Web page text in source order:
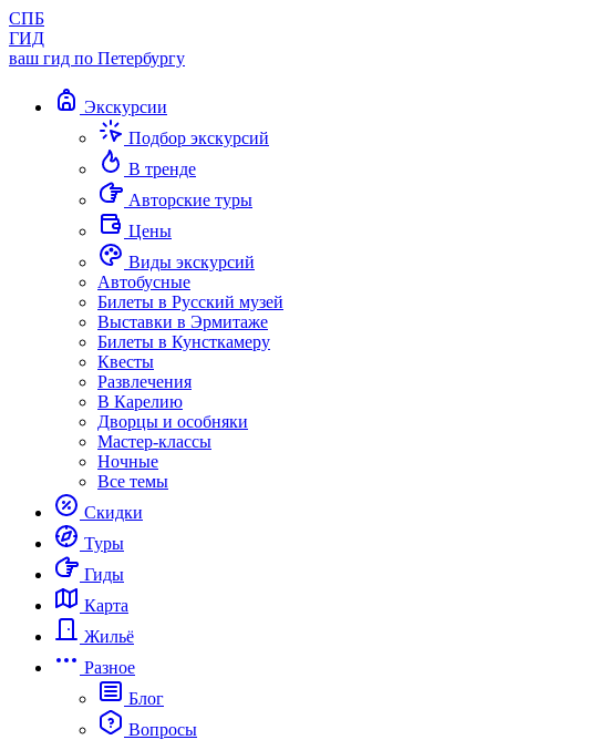
СПБ
ГИД
ваш гид по Петербургу
Экскурсии
Подбор экскурсий
В тренде
Авторские туры
Цены
Виды экскурсий
Автобусные
Билеты в Русский музей
Выставки в Эрмитаже
Билеты в Кунсткамеру
Квесты
Развлечения
В Карелию
Дворцы и особняки
Мастер-классы
Ночные
Все темы
Скидки
Туры
Гиды
Карта
Жильё
Разное
Блог
Вопросы